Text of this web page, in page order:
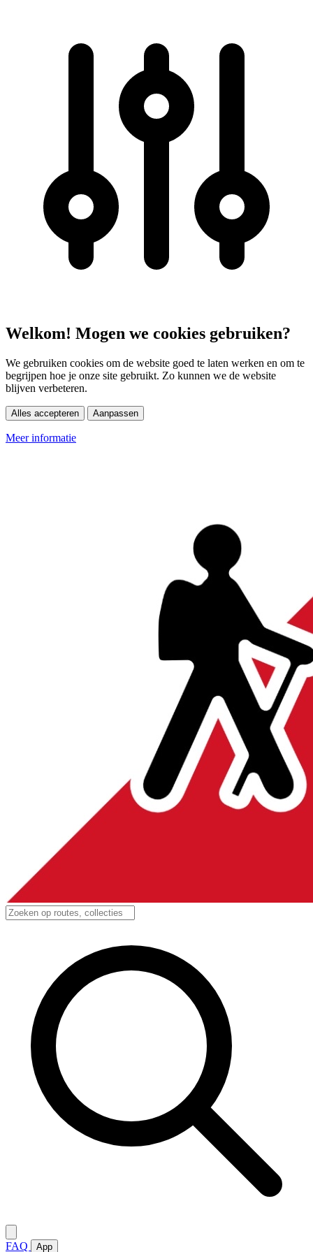
Welkom! Mogen we cookies gebruiken?
We gebruiken cookies om de website goed te laten werken en om te
begrijpen hoe je onze site gebruikt. Zo kunnen we de website
blijven verbeteren.
Alles accepteren Aanpassen
Meer informatie
FAQ App